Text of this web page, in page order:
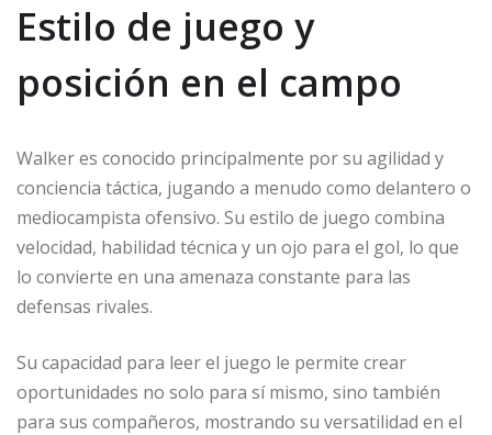
Estilo de juego y
posición en el campo
Walker es conocido principalmente por su agilidad y
conciencia táctica, jugando a menudo como delantero o
mediocampista ofensivo. Su estilo de juego combina
velocidad, habilidad técnica y un ojo para el gol, lo que
lo convierte en una amenaza constante para las
defensas rivales.
Su capacidad para leer el juego le permite crear
oportunidades no solo para sí mismo, sino también
para sus compañeros, mostrando su versatilidad en el